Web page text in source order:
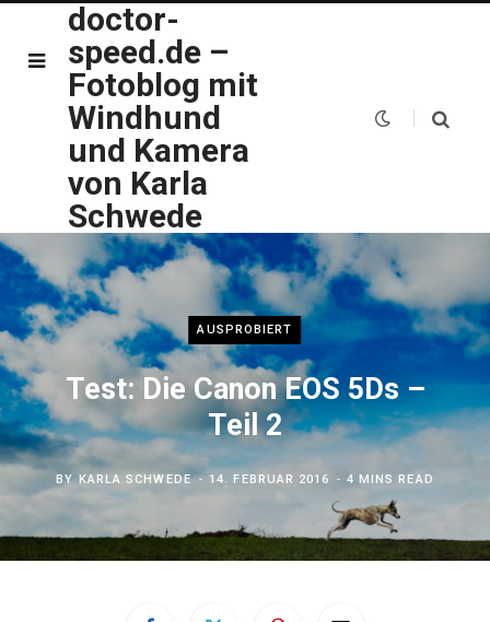
doctor-
speed.de –
Fotoblog mit
Windhund
und Kamera
von Karla
Schwede
AUSPROBIERT
Test: Die Canon EOS 5Ds –
Teil 2
BY KARLA SCHWEDE 14. FEBRUAR 2016 4 MINS READ